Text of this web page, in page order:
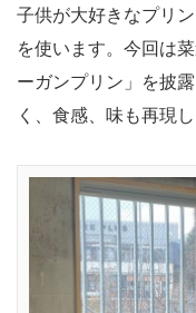
子供が大好きなプリ
を使います。今回は
ーガンプリン」を披
く、食感、味も再現